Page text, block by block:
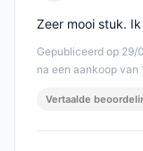
Gepubliceerd op 29/
na een aankoop van
Zeer mooi stuk.
Vertaalde